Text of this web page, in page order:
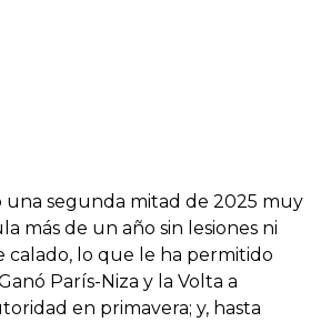
una segunda mitad de 2025 muy
más de un año sin lesiones ni
calado, lo que le ha permitido
París-Niza y la Volta a
en primavera; y, hasta